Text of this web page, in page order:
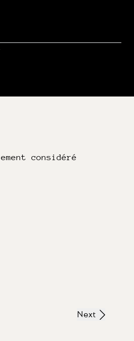
considéré
Next